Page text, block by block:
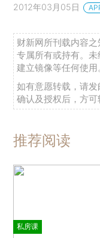
2012年03月05日
财新网所刊载内容
专属所有或持有。
建立镜像等任何使用
如有意愿转载，请发
确认及授权后，方可
推荐阅读
私房课